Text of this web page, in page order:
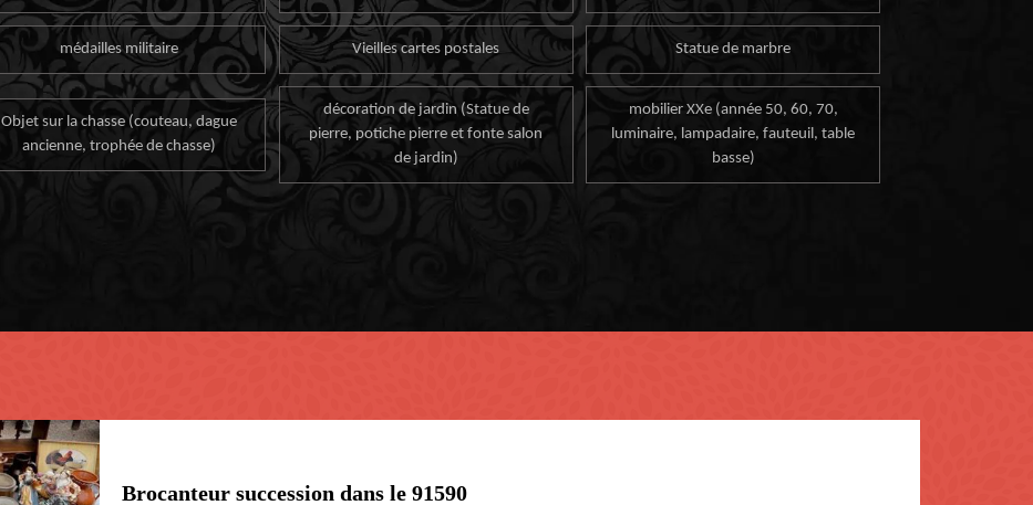
médailles militaire Vieilles cartes postales Statue de marbre
Objet sur la chasse (couteau, dague
ancienne, trophée de chasse)
décoration de jardin (Statue de
pierre, potiche pierre et fonte salon
de jardin)
mobilier XXe (année 50, 60, 70,
luminaire, lampadaire, fauteuil, table
basse)
Brocanteur succession dans le 91590